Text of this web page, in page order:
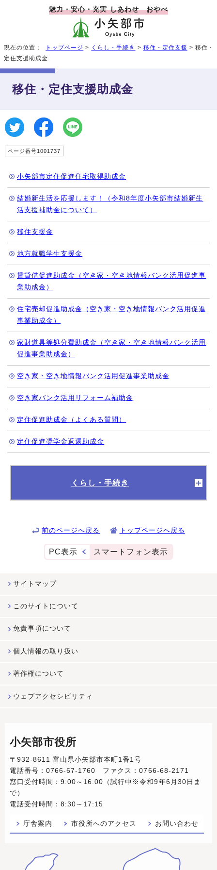
魅力・安心・充実 しあわせ おやべ
現在の位置： トップページ > くらし・手続き > 移住・定住支援 > 移住・
定住支援助成金
移住・定住支援助成金
ページ番号1001737
小矢部市定住促進住宅取得助成金
結婚新生活を応援します！（令和8年度小矢部市結婚新生
活支援補助金について）
移住支援金
地方就職学生支援金
賃貸借促進助成金（空き家・空き地情報バンク活用促進事
業助成金）
住宅売却促進助成金（空き家・空き地情報バンク活用促進
事業助成金）
家財道具等処分費助成金（空き家・空き地情報バンク活用
促進事業助成金）
空き家・空き地情報バンク活用促進事業助成金
空き家バンク活用リフォーム補助金
定住促進助成金（よくある質問）
定住促進奨学金返還助成金
くらし・手続き
前のページへ戻る トップページへ戻る
PC表示 スマートフォン表示
サイトマップ
このサイトについて
免責事項について
個人情報の取り扱い
著作権について
ウェブアクセシビリティ
小矢部市役所
〒932-8611 富山県小矢部市本町1番1号
電話番号：0766-67-1760 ファクス：0766-68-2171
窓口受付時間：9:00～16:00（試行中※令和9年6月30日ま
で）
電話受付時間：8:30～17:15
庁舎案内 市役所へのアクセス お問い合わせ